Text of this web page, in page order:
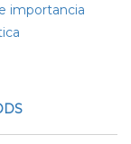
importancia